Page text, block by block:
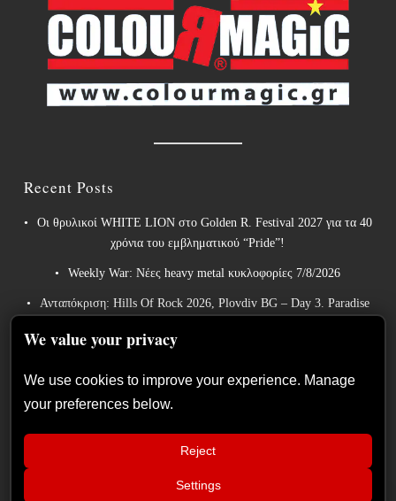
Recent Posts
Οι θρυλικοί WHITE LION στο Golden R. Festival 2027 για τα 40
χρόνια του εμβληματικού “Pride”!
Weekly War: Νέες heavy metal κυκλοφορίες 7/8/2026
Ανταπόκριση: Hills Of Rock 2026, Plovdiv BG – Day 3. Paradise
Πλόβντιβ
Οι Γερμανοί πρωτοπόροι του συμφωνικού metal XANDRIA
David Eugene Edwards και προαναγγέλλουν το νέο τους στούντιο
We value your privacy
We use cookies to improve your experience. Manage
your preferences below.
Reject
Settings